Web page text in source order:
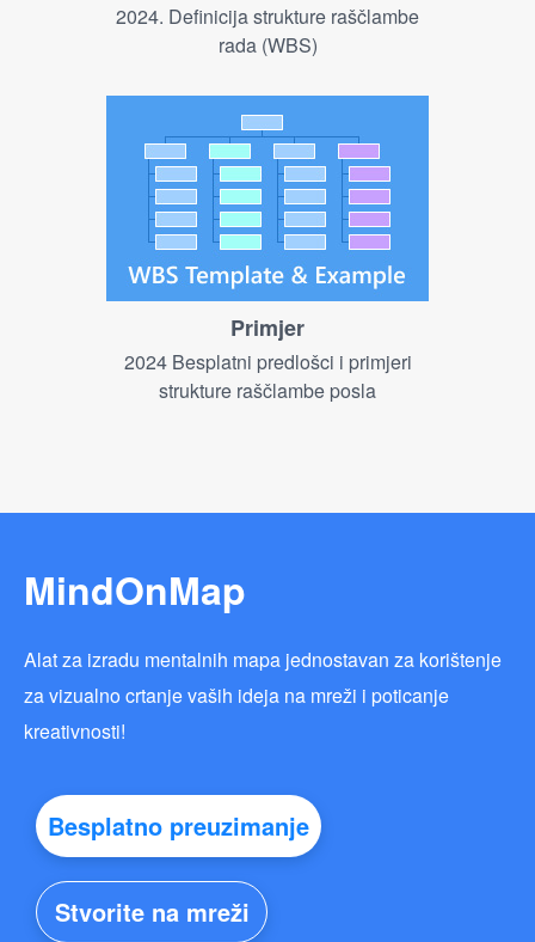
2024. Definicija strukture raščlambe
rada (WBS)
Primjer
2024 Besplatni predlošci i primjeri
strukture raščlambe posla
MindOnMap
Alat za izradu mentalnih mapa jednostavan za korištenje
za vizualno crtanje vaših ideja na mreži i poticanje
kreativnosti!
Besplatno preuzimanje
Stvorite na mreži